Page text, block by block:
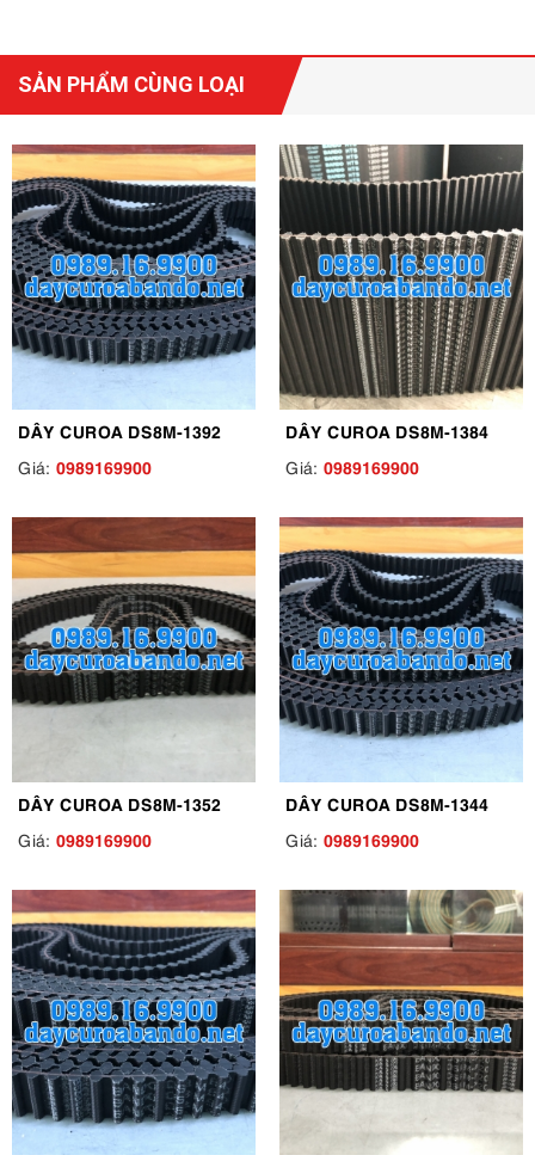
SẢN PHẨM CÙNG LOẠI
DÂY CUROA DS8M-1392
Giá: 0989169900
DÂY CUROA DS8M-1384
Giá: 0989169900
DÂY CUROA DS8M-1352
Giá: 0989169900
DÂY CUROA DS8M-1344
Giá: 0989169900